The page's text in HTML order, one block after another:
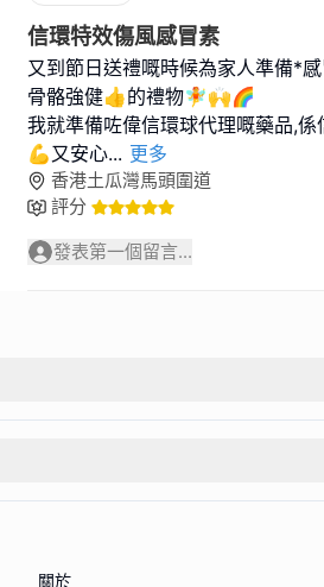
信環特效傷風感冒素
又到節日送禮嘅時候為家人準備*
骨骼強健👍的禮物🧚🙌🌈
我就準備咗偉信環球代理嘅藥品,
💪又安心... 更多
香港土瓜灣馬頭圍道
評分
發表第一個留言...
關於